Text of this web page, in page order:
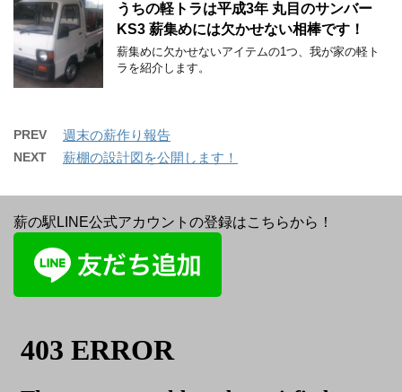
うちの軽トラは平成3年 丸目のサンバー
KS3 薪集めには欠かせない相棒です！
薪集めに欠かせないアイテムの1つ、我が家の軽ト
ラを紹介します。
PREV 週末の薪作り報告
NEXT 薪棚の設計図を公開します！
薪の駅LINE公式アカウントの登録はこちらから！